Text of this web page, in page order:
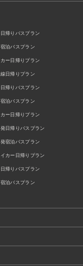
帰りバスプラン
泊バスプラン
ー日帰りプラン
日帰りプラン
帰りバスプラン
泊バスプラン
ー日帰りプラン
日帰りバスプラン
宿泊バスプラン
カー日帰りプラン
帰りバスプラン
泊バスプラン